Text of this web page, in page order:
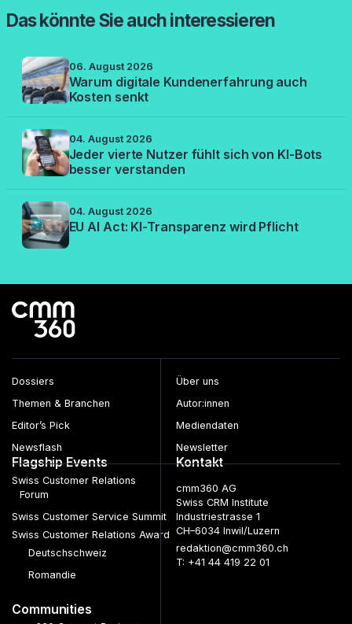
Das könnte Sie auch interessieren
06. August 2026
Warum digitale Kundenerfahrung auch
Kosten senkt
04. August 2026
Jeder vierte Nutzer fühlt sich von KI-Bots
besser verstanden
04. August 2026
EU AI Act: KI-Transparenz wird Pflicht
Dossiers
Themen & Branchen
Editor’s Pick
Newsflash
Über uns
Autor:innen
Mediendaten
Newsletter
Flagship Events
Swiss Customer Relations
Forum
Swiss Customer Service Summit
Swiss Customer Relations Award
Deutschschweiz
Romandie
Communities
Kontakt
cmm360 AG
Swiss CRM Institute
Industriestrasse 1
CH–6034 Inwil/Luzern
redaktion@cmm360.ch
T: +41 44 419 22 01